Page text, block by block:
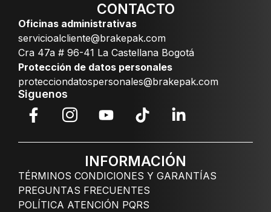
CONTACTO
Oficinas administrativas
servicioalcliente@brakepak.com
Cra 47a # 96-41 La Castellana Bogotá
Protección de datos personales
protecciondatospersonales@brakepak.com
Siguenos
INFORMACIÓN
TÉRMINOS CONDICIONES Y GARANTÍAS
PREGUNTAS FRECUENTES
POLÍTICA ATENCIÓN PQRS